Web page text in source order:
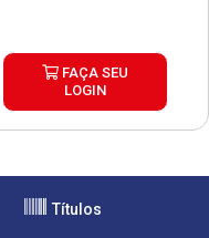
FAÇA SEU
LOGIN
Títulos